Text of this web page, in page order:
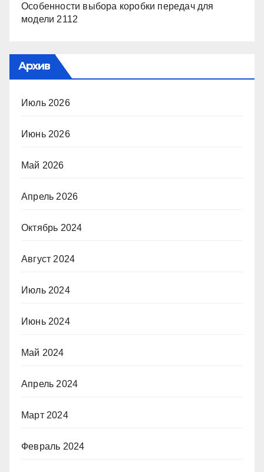
Особенности выбора коробки передач для
модели 2112
Архив
Июль 2026
Июнь 2026
Май 2026
Апрель 2026
Октябрь 2024
Август 2024
Июль 2024
Июнь 2024
Май 2024
Апрель 2024
Март 2024
Февраль 2024